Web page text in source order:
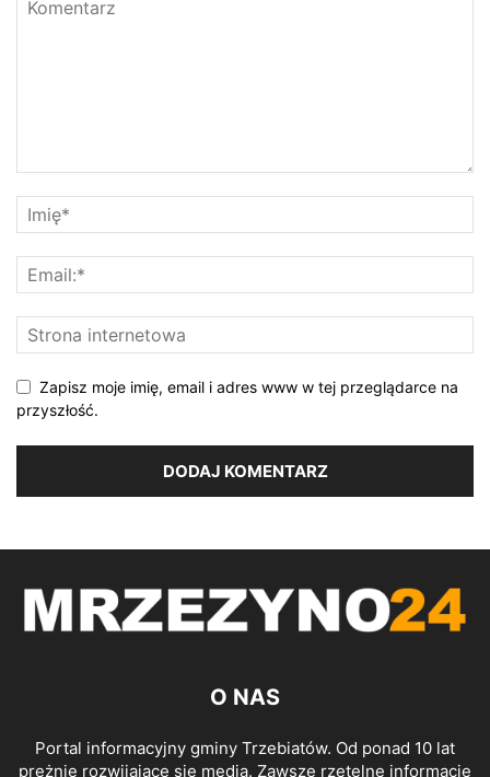
Zapisz moje imię, email i adres www w tej przeglądarce na
przyszłość.
O NAS
Portal informacyjny gminy Trzebiatów. Od ponad 10 lat
prężnie rozwijające się media. Zawsze rzetelne informacje